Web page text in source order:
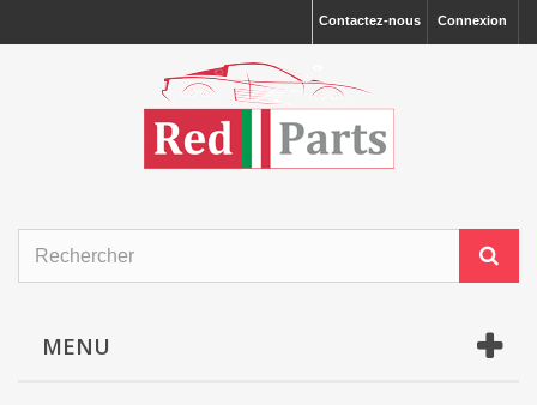
Connexion
Contactez-nous
MENU